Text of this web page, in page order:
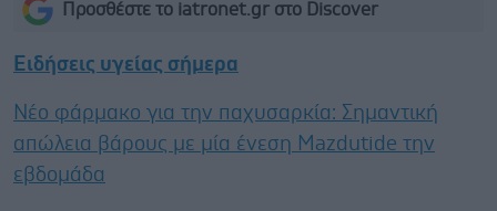
Προσθέστε το iatronet.gr στο Discover
Ειδήσεις υγείας σήμερα
Νέο φάρμακο για την παχυσαρκία: Σημαντική
απώλεια βάρους με μία ένεση Mazdutide την
εβδομάδα